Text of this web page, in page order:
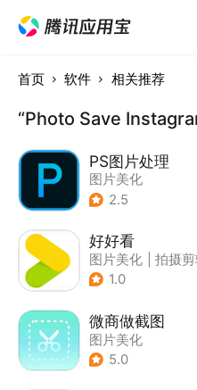
首页 软件 相关推荐
“Photo Save
PS图片处理
图片美化
2.5
好好看
图片美化
拍摄
1.0
微商做截图
图片美化
5.0